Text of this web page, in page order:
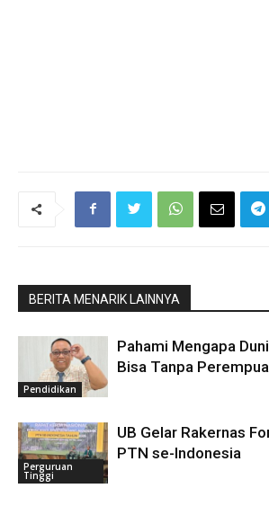
BERITA MENARIK LAINNYA
Pendidikan
Pahami Mengapa
Bisa Tanpa
Perguruan
Tinggi
UB Gelar Rakernas
PTN se-Indonesia